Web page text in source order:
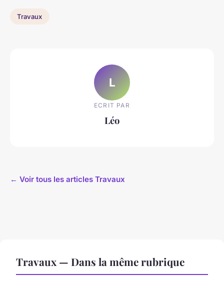
Travaux
L
ECRIT PAR
Léo
← Voir tous les articles Travaux
Travaux — Dans la même rubrique